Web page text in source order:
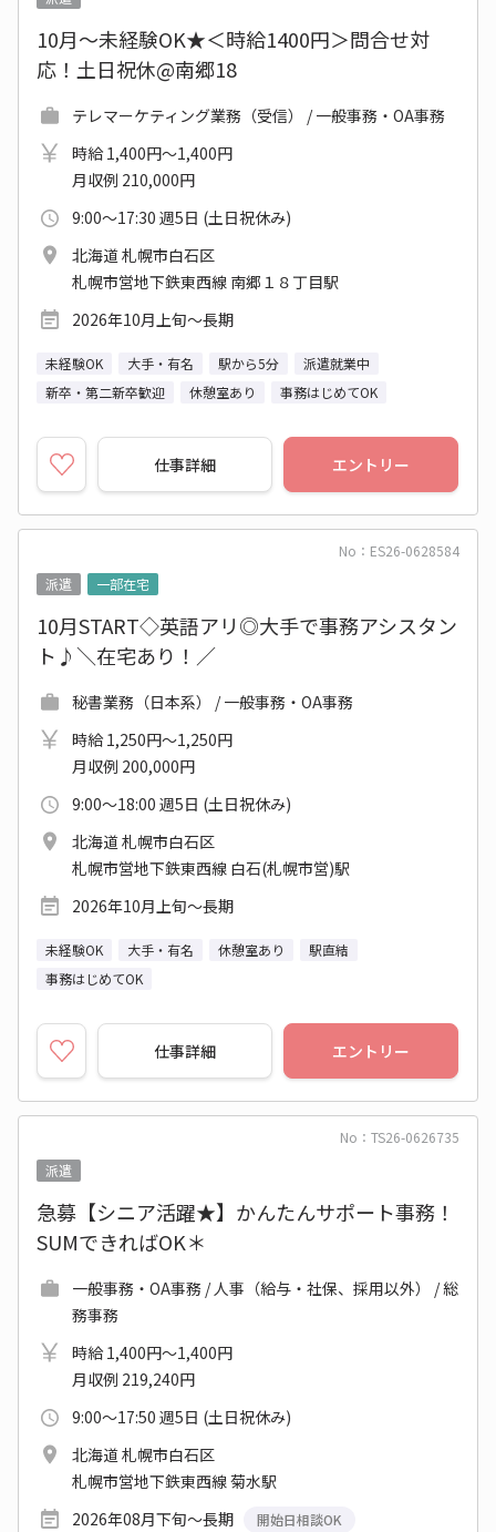
10月～未経験OK★＜時給1400円＞問合せ対
応！土日祝休@南郷18
テレマーケティング業務（受信） / 一般事務・OA事務
時給 1,400円～1,400円
月収例 210,000円
9:00～17:30 週5日 (土日祝休み)
北海道 札幌市白石区
札幌市営地下鉄東西線 南郷１８丁目駅
2026年10月上旬～長期
未経験OK 大手・有名 駅から5分
派遣就業中
新卒・第二新卒歓迎
休憩室あり 事務はじめてOK
仕事詳細 エントリー
No：ES26-0628584
派遣
一部在宅
10月START◇英語アリ◎大手で事務アシスタン
ト♪＼在宅あり！／
秘書業務（日本系） / 一般事務・OA事務
時給 1,250円～1,250円
月収例 200,000円
9:00～18:00 週5日 (土日祝休み)
北海道 札幌市白石区
札幌市営地下鉄東西線 白石(札幌市営)駅
2026年10月上旬～長期
未経験OK 大手・有名 休憩室あり
駅直結
事務はじめてOK
仕事詳細 エントリー
No：TS26-0626735
派遣
急募【シニア活躍★】かんたんサポート事務！
SUMできればOK＊
一般事務・OA事務 / 人事（給与・社保、採用以外） / 総
務事務
時給 1,400円～1,400円
月収例 219,240円
9:00～17:50 週5日 (土日祝休み)
北海道 札幌市白石区
札幌市営地下鉄東西線 菊水駅
2026年08月下旬～長期
開始日相談OK